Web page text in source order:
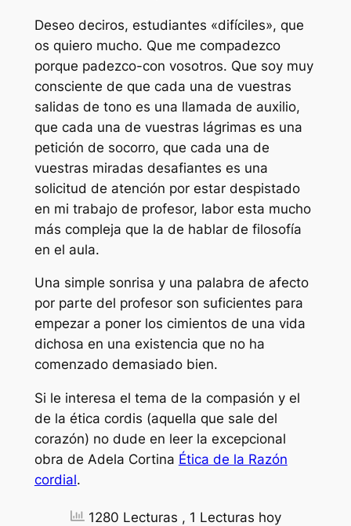
Deseo deciros, estudiantes «difíciles», que
os quiero mucho. Que me compadezco
porque padezco-con vosotros. Que soy muy
consciente de que cada una de vuestras
salidas de tono es una llamada de auxilio,
que cada una de vuestras lágrimas es una
petición de socorro, que cada una de
vuestras miradas desafiantes es una
solicitud de atención por estar despistado
en mi trabajo de profesor, labor esta mucho
más compleja que la de hablar de filosofía
en el aula.
Una simple sonrisa y una palabra de afecto
por parte del profesor son suficientes para
empezar a poner los cimientos de una vida
dichosa en una existencia que no ha
comenzado demasiado bien.
Si le interesa el tema de la compasión y el
de la ética cordis (aquella que sale del
corazón) no dude en leer la excepcional
obra de Adela Cortina Ética de la Razón
cordial.
1280 Lecturas , 1 Lecturas hoy